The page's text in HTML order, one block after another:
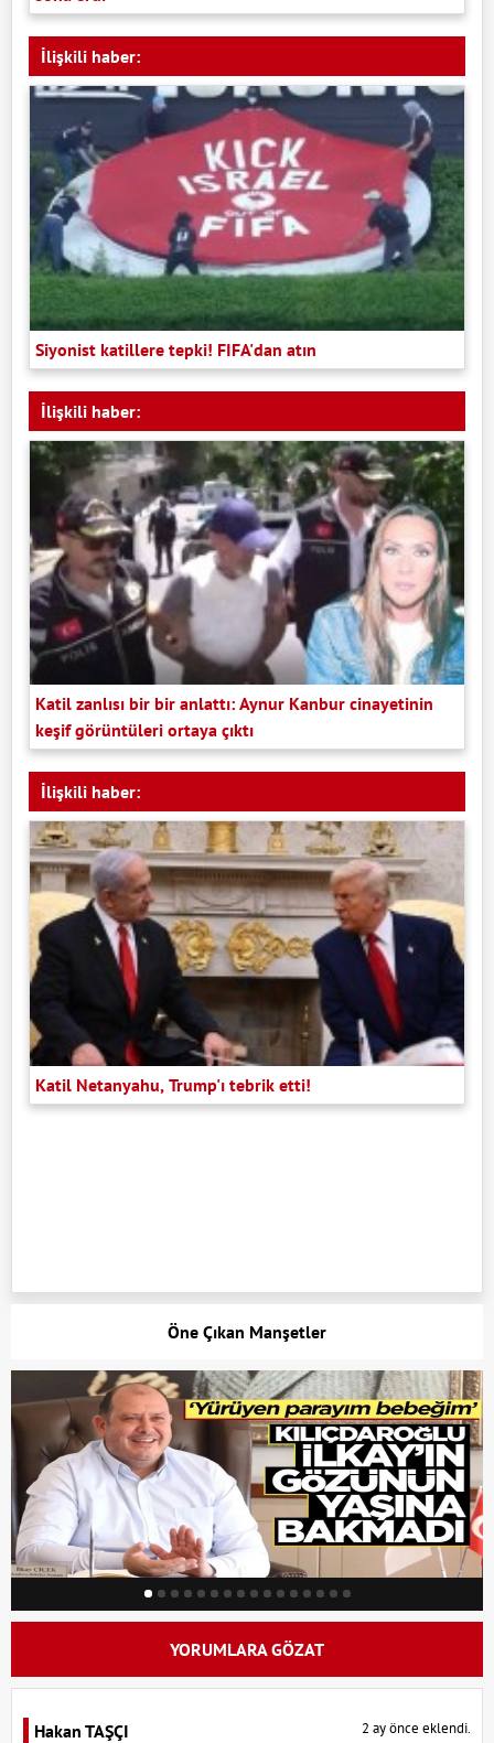
İlişkili haber:
Siyonist katillere tepki! FIFA'dan atın
İlişkili haber:
Katil zanlısı bir bir anlattı: Aynur Kanbur cinayetinin
keşif görüntüleri ortaya çıktı
İlişkili haber:
Katil Netanyahu, Trump'ı tebrik etti!
Öne Çıkan Manşetler
YORUMLARA GÖZAT
Hakan TAŞÇI 2 ay önce eklendi.